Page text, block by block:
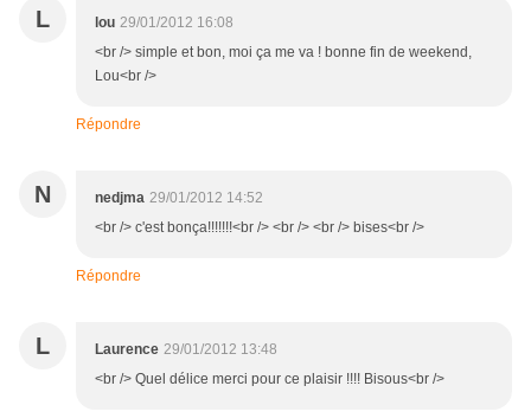
L lou 29/01/2012 16:08
<br /> simple et bon, moi ça me va ! bonne fin de weekend,
Lou<br />
Répondre
N nedjma 29/01/2012 14:52
<br /> c'est bonça!!!!!!!<br /> <br /> <br /> bises<br />
Répondre
L Laurence 29/01/2012 13:48
<br /> Quel délice merci pour ce plaisir !!!! Bisous<br />